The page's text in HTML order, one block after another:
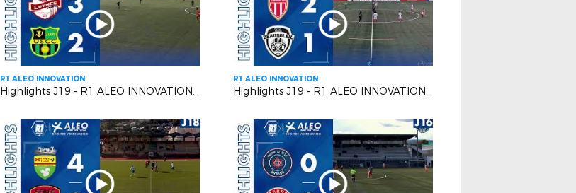
R1 ALEO INNOVATION
Highlights J19 - R1 ALEO INNOVATION | Luynes S VS US Carqueiranne Crau
R1 ALEO INNOVATION
Highlights J19 - R1 ALEO INNOVATION | AS Monaco FC 2 VS FC Beausoleil